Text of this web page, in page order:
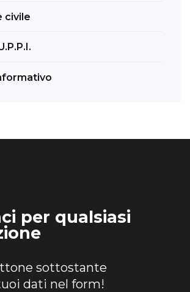
civile
per qualsiasi
sottostante
dati nel form!